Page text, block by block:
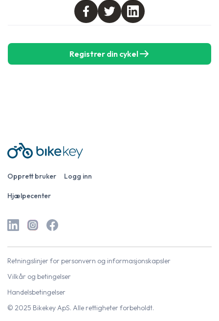
Registrer din cykel
Opprett bruker Logg inn
Hjælpecenter
Retningslinjer for personvern og informasjonskapsler
Vilkår og betingelser
Handelsbetingelser
© 2025 Bikekey ApS. Alle rettigheter forbeholdt.